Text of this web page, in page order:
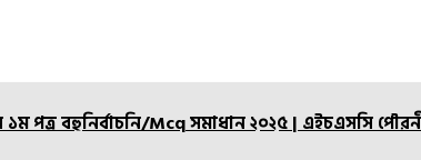
পত্র বহুনির্বাচনি/Mcq সমাধান ২০২৫ | এইচএসসি